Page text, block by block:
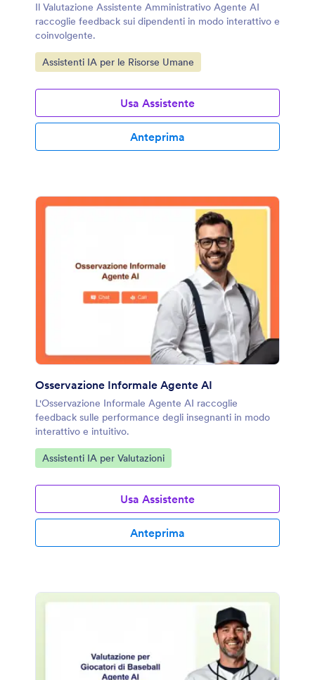
Il Valutazione Assistente Amministrativo Agente AI
raccoglie feedback sui dipendenti in modo interattivo e
coinvolgente.
Vai alla Categoria:
Assistenti IA per le Risorse Umane
Usa Assistente
Anteprima
Osservazione Informale Agente AI
L'Osservazione Informale Agente AI raccoglie
feedback sulle performance degli insegnanti in modo
interattivo e intuitivo.
Vai alla Categoria:
Assistenti IA per Valutazioni
Usa Assistente
Anteprima